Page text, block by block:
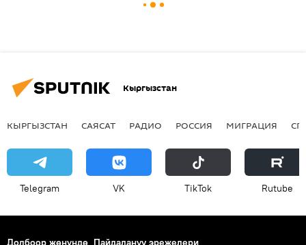
Кыргызстан
КЫРГЫЗСТАН САЯСАТ РАДИО РОССИЯ МИГРАЦИЯ
Telegram VK ТikТоk Rutube